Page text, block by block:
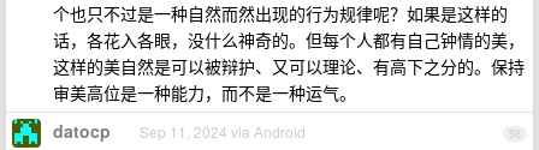
个也只不过是一种自然而然出现的行为规律呢？如果是这样的
话，各花入各眼，没什么神奇的。但每个人都有自己钟情的美，
这样的美自然是可以被辩护、又可以理论、有高下之分的。保持
审美高位是一种能力，而不是一种运气。
58
datocp Sep 11, 2024 via Android